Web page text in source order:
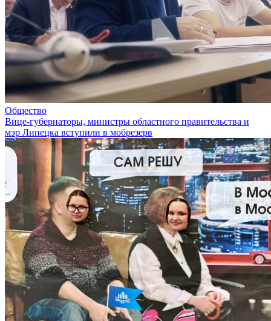
Общество
Вице-губернаторы, министры областного правительства и
мэр Липецка вступили в мобрезерв